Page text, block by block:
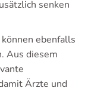
senken
ebenfalls
Aus diesem
Ärzte und